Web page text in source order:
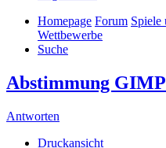
Homepage Forum Spiele
Wettbewerbe
Suche
Abstimmung
Antworten
Druckansicht